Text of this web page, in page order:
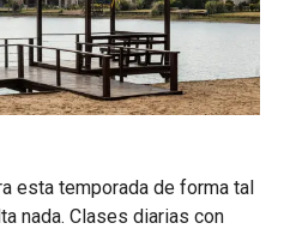
esta temporada de forma tal
nada. Clases diarias con